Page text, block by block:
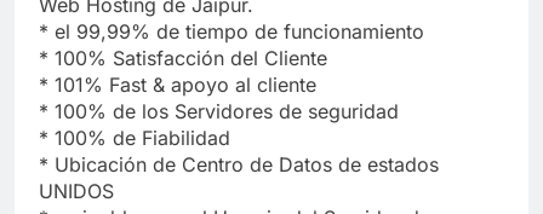
Web Hosting de Jaipur.
* el 99,99% de tiempo de funcionamiento
* 100% Satisfacción del Cliente
* 101% Fast & apoyo al cliente
* 100% de los Servidores de seguridad
* 100% de Fiabilidad
* Ubicación de Centro de Datos de estados
UNIDOS